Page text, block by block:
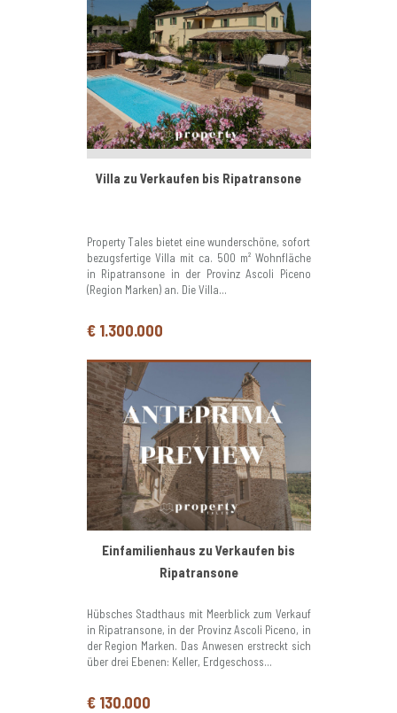
Villa zu Verkaufen bis Ripatransone
Property Tales bietet eine wunderschöne, sofort
bezugsfertige Villa mit ca. 500 m² Wohnfläche
in Ripatransone in der Provinz Ascoli Piceno
(Region Marken) an. Die Villa...
€ 1.300.000
Einfamilienhaus zu Verkaufen bis
Ripatransone
Hübsches Stadthaus mit Meerblick zum Verkauf
in Ripatransone, in der Provinz Ascoli Piceno, in
der Region Marken. Das Anwesen erstreckt sich
über drei Ebenen: Keller, Erdgeschoss...
€ 130.000